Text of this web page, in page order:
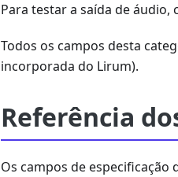
Para testar a saída de áudio,
Todos os campos desta
incorporada do Lirum).
Referência
Os campos de especificação